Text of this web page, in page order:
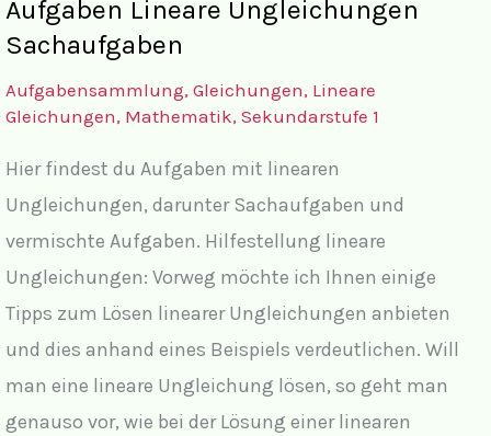
zu
Polynomgleichungen
I
Aufgaben Lineare Ungleichungen
Sachaufgaben
Aufgabensammlung, Gleichungen, Lineare
Gleichungen, Mathematik, Sekundarstufe 1
Hier findest du Aufgaben mit linearen
Ungleichungen, darunter Sachaufgaben und
vermischte Aufgaben. Hilfestellung lineare
Ungleichungen: Vorweg möchte ich Ihnen einige
Tipps zum Lösen linearer Ungleichungen anbieten
und dies anhand eines Beispiels verdeutlichen. Will
man eine lineare Ungleichung lösen, so geht man
genauso vor, wie bei der Lösung einer linearen